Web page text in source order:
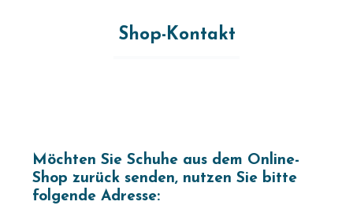
Shop-Kontakt
Möchten Sie Schuhe aus dem Online-
Shop zurück senden, nutzen Sie bitte
folgende Adresse: